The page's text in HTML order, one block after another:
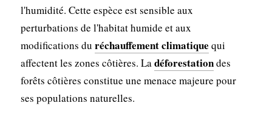
l'humidité. Cette espèce est sensible aux
perturbations de l'habitat humide et aux
modifications du réchauffement climatique qui
affectent les zones côtières. Ladéforestationdes
forêts côtières constitue une menace majeure pour
ses populations naturelles.